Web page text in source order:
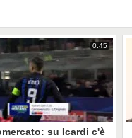
0:45
su Icardi c'è